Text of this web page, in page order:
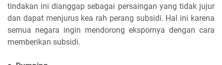
tindakan ini dianggap sebagai persaingan yang tidak jujur
dan dapat menjurus kea rah perang subsidi. Hal ini karena
semua negara ingin mendorong ekspornya dengan cara
memberikan subsidi.